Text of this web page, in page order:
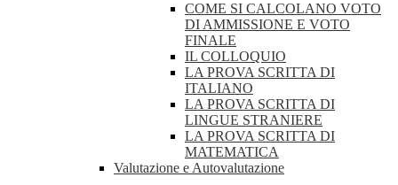
COME SI CALCOLANO VOTO
DI AMMISSIONE E VOTO
FINALE
IL COLLOQUIO
LA PROVA SCRITTA DI
ITALIANO
LA PROVA SCRITTA DI
LINGUE STRANIERE
LA PROVA SCRITTA DI
MATEMATICA
Valutazione e Autovalutazione